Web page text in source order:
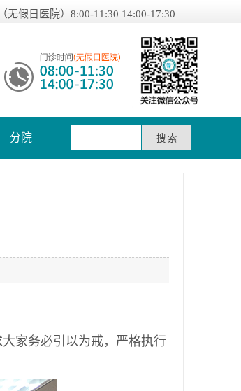
无假日医院）8:00-11:30 14:00-17:30
分院
家务必引以为戒，严格执行